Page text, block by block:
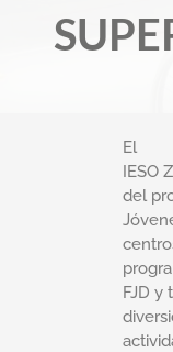
El
IESO
del
FJD y